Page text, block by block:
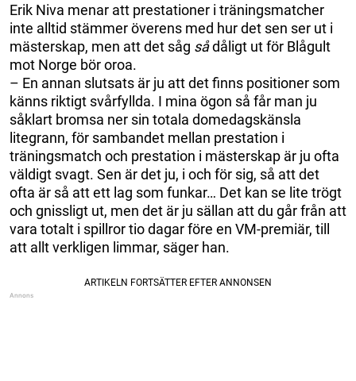
Erik Niva menar att prestationer i träningsmatcher
inte alltid stämmer överens med hur det sen ser ut i
mästerskap, men att det såg sådåligt ut för Blågult
mot Norge bör oroa.
– En annan slutsats är ju att det finns positioner som
känns riktigt svårfyllda. I mina ögon så får man ju
såklart bromsa ner sin totala domedagskänsla
litegrann, för sambandet mellan prestation i
träningsmatch och prestation i mästerskap är ju ofta
väldigt svagt. Sen är det ju, i och för sig, så att det
ofta är så att ett lag som funkar… Det kan se lite trögt
och gnissligt ut, men det är ju sällan att du går från att
vara totalt i spillror tio dagar före en VM-premiär, till
att allt verkligen limmar, säger han.